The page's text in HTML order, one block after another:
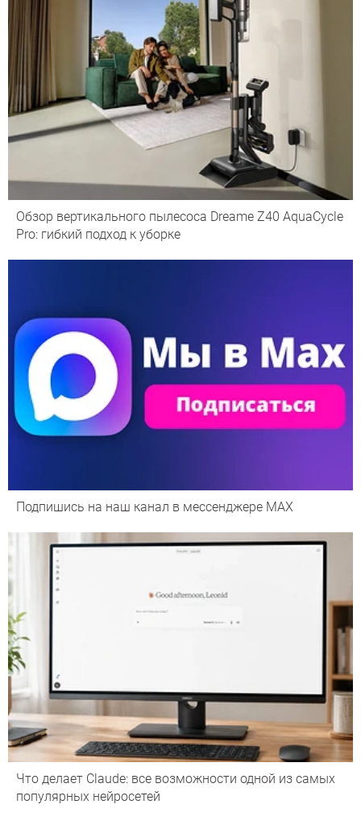
Обзор вертикального пылесоса Dreame Z40 AquaCycle
Pro: гибкий подход к уборке
Подпишись на наш канал в мессенджере МАХ
Что делает Сlaude: все возможности одной из самых
популярных нейросетей